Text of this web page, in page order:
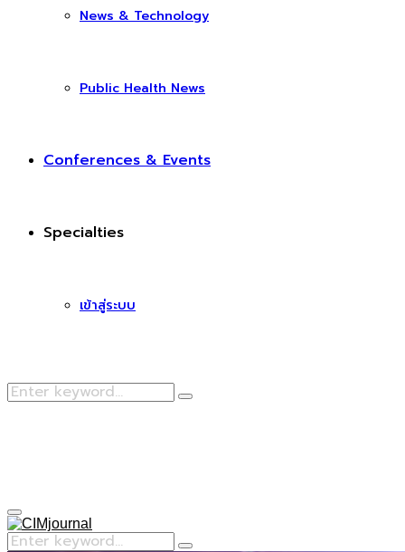
News & Technology
Public Health News
Conferences & Events
Specialties
เข้าสู่ระบบ
Search
Search
Primary
Menu
Search